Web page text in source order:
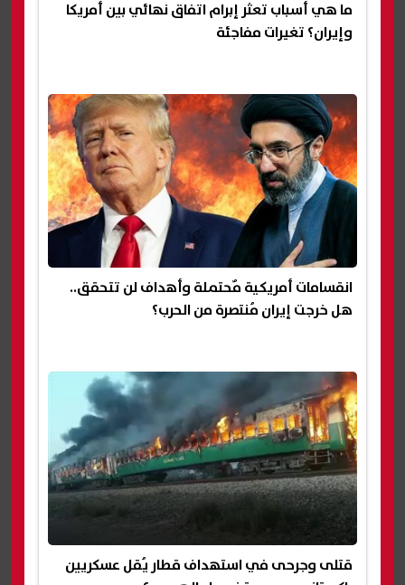
ما هي أسباب تعثر إبرام اتفاق نهائي بين أمريكا
وإيران؟ تغيرات مفاجئة
انقسامات أمريكية مٌحتملة وأهداف لن تتحقق..
هل خرجت إيران مُنتصرة من الحرب؟
قتلى وجرحى في استهداف قطار يُقل عسكريين